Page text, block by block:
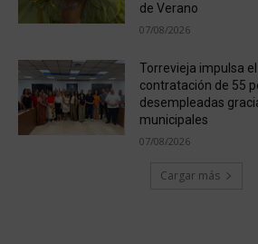
de Verano
07/08/2026
Torrevieja impulsa
contratación de 55
desempleadas
municipales
07/08/2026
Cargar más